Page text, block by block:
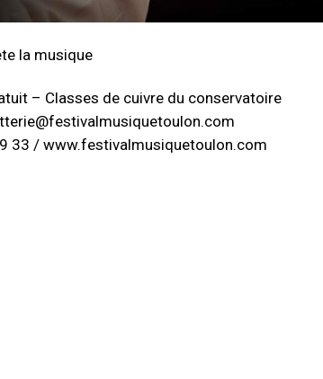
la musique
– Classes de cuivre du conservatoire
33 / www.festivalmusiquetoulon.com